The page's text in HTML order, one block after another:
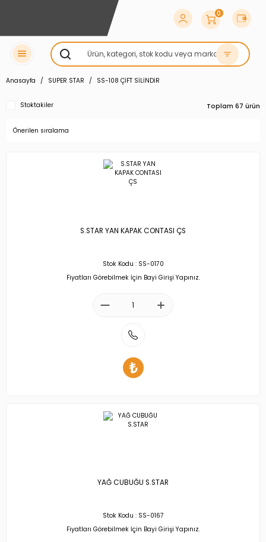
0
Anasayfa SUPER STAR SS-108 ÇİFT SİLİNDİR
Stoktakiler Toplam 67 ürün
S.STAR YAN KAPAK CONTASI ÇS
Stok Kodu : SS-0170
Fiyatları Görebilmek İçin Bayi Girişi Yapınız.
YAĞ CUBUĞU S.STAR
Stok Kodu : SS-0167
Fiyatları Görebilmek İçin Bayi Girişi Yapınız.